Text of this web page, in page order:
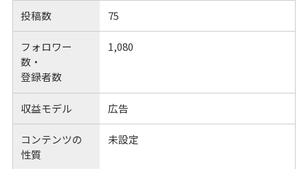
投稿数 75
フォロワー
数・
登録者数
1,080
収益モデル 広告
コンテンツの
性質
未設定